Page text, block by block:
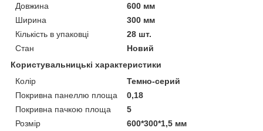
Довжина
600 мм
Ширина
300 мм
Кількість в упаковці
28 шт.
Стан
Новий
Користувальницькі характеристики
Колір
Темно-серий
Покривна панеллю площа
0,18
Покривна пачкою площа
5
Розмір
600*300*1,5 мм